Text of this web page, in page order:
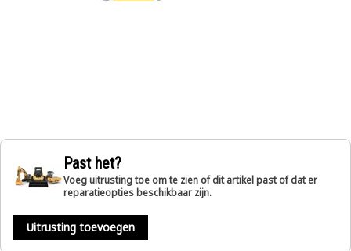
Past het?
Voeg uitrusting toe om te zien of dit artikel past of dat er
reparatieopties beschikbaar zijn.
Uitrusting toevoegen